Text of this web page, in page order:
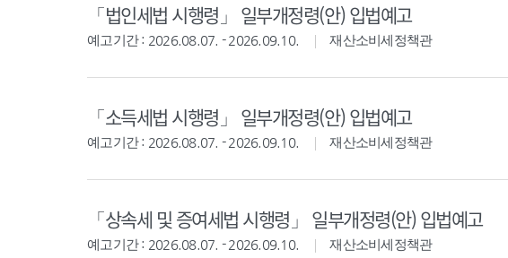
「법인세법 시행령」 일부개정령(안) 입법예고
예고기간 : 2026.08.07. - 2026.09.10. 재산소비세정책관
「소득세법 시행령」 일부개정령(안) 입법예고
예고기간 : 2026.08.07. - 2026.09.10. 재산소비세정책관
「상속세 및 증여세법 시행령」 일부개정령(안) 입법예고
예고기간 : 2026.08.07. - 2026.09.10. 재산소비세정책관